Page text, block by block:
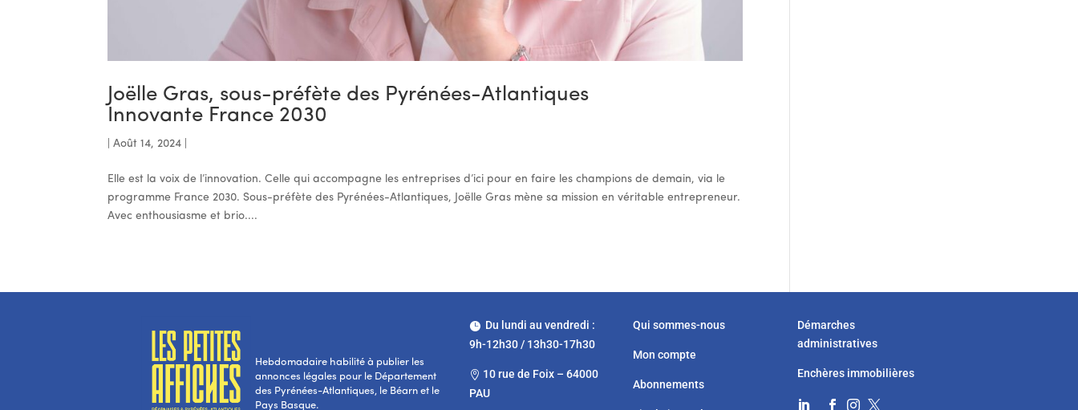
Joëlle Gras, sous-préfète des Pyrénées-Atlantiques
Innovante France 2030
|Août 14, 2024
Elle est la voix de l’innovation. Celle qui accompagne les entreprises d’ici pour en faire les champions de demain, via le
programme France 2030. Sous-préfète des Pyrénées-Atlantiques, Joëlle Gras mène sa mission en véritable entrepreneur.
Avec enthousiasme et brio....
Hebdomadaire habilité à publier les
annonces légales pour le Département
des Pyrénées-Atlantiques, le Béarn et le
Pays Basque.
Du lundi au vendredi :
9h-12h30 / 13h30-17h30
 10 rue de Foix – 64000
PAU
Qui sommes-nous
Mon compte
Abonnements
Démarches
administratives
Enchères immobilières
   